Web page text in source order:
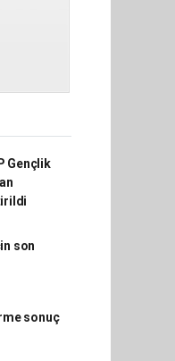
Gençlik
son
sonuç